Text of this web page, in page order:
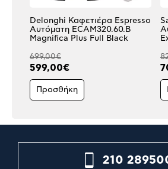
Delonghi Καφετιέρα Espresso
Αυτόματη ECAM320.60.B
Magnifica Plus Full Black
699,00€
599,00€
Προσθήκη
210